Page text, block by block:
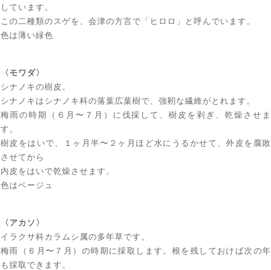
しています。
この二種類のスゲを、会津の方言で「ヒロロ」と呼んでいます。
色は薄い緑色
〈モワダ〉
シナノキの樹皮。
シナノキはシナノキ科の落葉広葉樹で、強靭な繊維がとれます。
梅雨の時期（６月〜７月）に伐採して、樹皮を剥ぎ、乾燥させま
す。
樹皮をはいで、１ヶ月半〜２ヶ月ほど水にうるかせて、外皮を腐敗
させてから
内皮をはいで乾燥させます。
色はベージュ
〈アカソ〉
イラクサ科カラムシ属の多年草です。
梅雨（６月〜７月）の時期に採取します。根を残しておけば次の年
も採取できます。